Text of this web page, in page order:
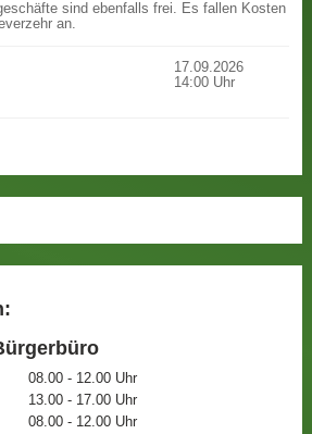
sind ebenfalls frei. Es fallen Kosten
an.
17.09.2026
14:00 Uhr
08.00 - 12.00 Uhr
13.00 - 17.00 Uhr
08.00 - 12.00 Uhr